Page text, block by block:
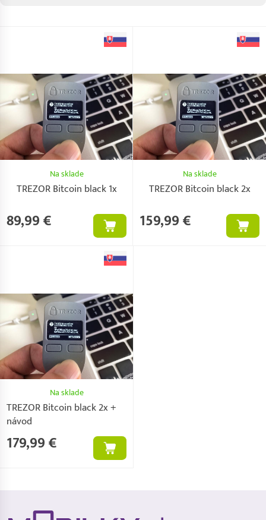
Na sklade
TREZOR Bitcoin black 1x
89,99 €
Na sklade
TREZOR Bitcoin black 2x
159,99 €
Na sklade
TREZOR Bitcoin black 2x +
návod
179,99 €